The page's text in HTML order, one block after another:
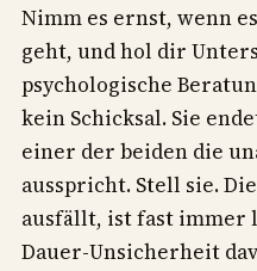
Nimm es ernst, wenn
geht, und hol dir
psychologische
kein Schicksal. Sie
einer der beiden die
ausspricht. Stell sie.
ausfällt, ist fast immer
Dauer-Unsicherheit